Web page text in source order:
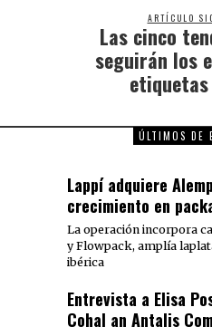
ARTÍCULO
Las cinco
seguirán los
etiquetas
ÚLTIMOS DE
Lappí adquiere
crecimiento en
La operación incorpora
y Flowpack, amplía
ibérica
Entrevista a Elisa
Cohal an Antalis